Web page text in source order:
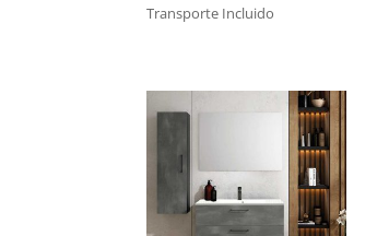
Transporte Incluido